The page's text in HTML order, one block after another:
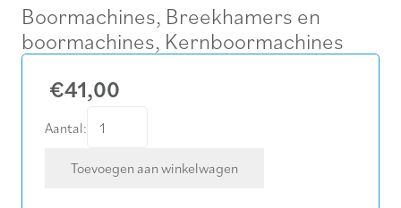
Boormachines, Breekhamers en
boormachines, Kernboormachines
€41,00
Aantal:
mm
Toevoegen aan winkelwagen